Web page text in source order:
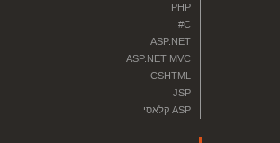
PHP
C#
ASP.NET
ASP.NET MVC
CSHTML
JSP
ASP קלאסי